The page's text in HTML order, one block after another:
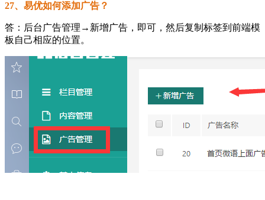
27、易优如何添加广告？
答：后台广告管理→新增广告，即可，然后复制标签到前端模
板自己相应的位置。